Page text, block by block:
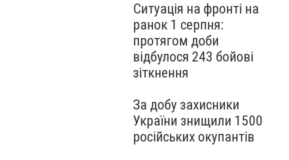
Ситуація на фронті на
ранок 1 серпня:
протягом доби
відбулося 243 бойові
зіткнення
За добу захисники
України знищили 1500
російських окупантів